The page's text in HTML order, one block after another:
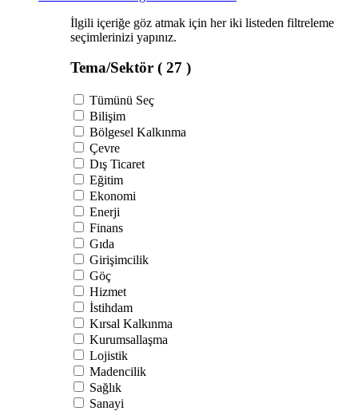
İlgili içeriğe göz atmak için her iki listeden filtreleme
seçimlerinizi yapınız.
Tema/Sektör ( 27 )
Tümünü Seç
Bilişim
Bölgesel Kalkınma
Çevre
Dış Ticaret
Eğitim
Ekonomi
Enerji
Finans
Gıda
Girişimcilik
Göç
Hizmet
İstihdam
Kırsal Kalkınma
Kurumsallaşma
Lojistik
Madencilik
Sağlık
Sanayi